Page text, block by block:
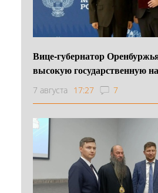
Вице-губернатор
высокую государственную
7 августа 17:27 7